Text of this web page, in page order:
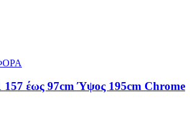
157 έως 97cm Ύψος 195cm Chrome